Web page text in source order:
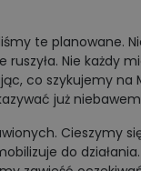
te planowane.
Nie każdy
co szykujemy
już
Cieszymy
do